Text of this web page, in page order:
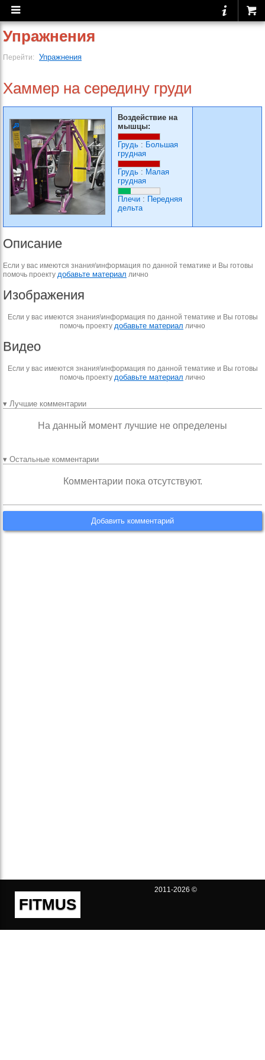
Упражнения
Перейти: Упражнения
Хаммер на середину груди
Воздействие на
мышцы:
Грудь : Большая
грудная
Грудь : Малая
грудная
Плечи : Передняя
дельта
Описание
Если у вас имеются знания\информация по данной тематике и Вы готовы
помочь проекту добавьте материал лично
Изображения
Если у вас имеются знания\информация по данной тематике и Вы готовы
помочь проекту добавьте материал лично
Видео
Если у вас имеются знания\информация по данной тематике и Вы готовы
помочь проекту добавьте материал лично
▾ Лучшие комментарии
На данный момент лучшие не определены
▾ Остальные комментарии
Комментарии пока отсутствуют.
Добавить комментарий
FITMUS
2011-2026 ©